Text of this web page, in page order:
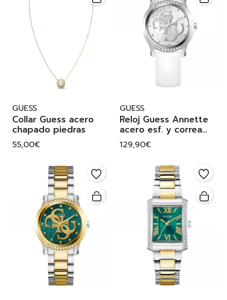
GUESS
Collar Guess acero
chapado piedras
55,00€
GUESS
Reloj Guess Annette
acero esf. y correa
blanca
129,90€